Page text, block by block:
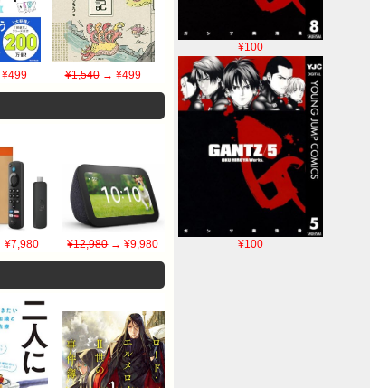
¥100
¥100
¥1,540→ ¥499
¥12,980→ ¥9,980